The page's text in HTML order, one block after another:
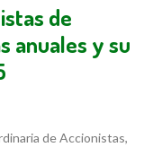
de
anuales y su
de Accionistas,